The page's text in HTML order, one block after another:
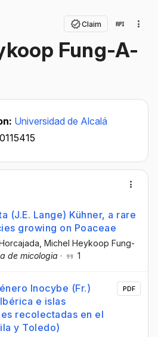
Claim
Fung-A-
Universidad de Alcalá
(J.E. Lange) Kühner, a rare
growing on Poaceae
, Michel Heykoop Fung-
de micologia · 1
Inocybe (Fr.)
e islas
recolectadas en el
y Toledo)
PDF